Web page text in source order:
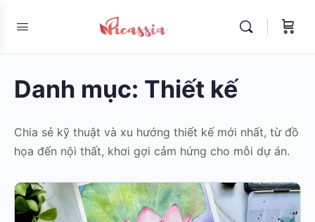
Danh mục: Thiết kế
Chia sẻ kỹ thuật và xu hướng thiết kế mới nhất, từ đồ
họa đến nội thất, khơi gợi cảm hứng cho mỗi dự án.